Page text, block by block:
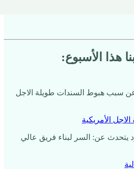
هذا الأسبوع:
سبب هبوط السندات طويلة الاجل
الأمريكية
يتحدث عن: السر لبناء فريق عالي